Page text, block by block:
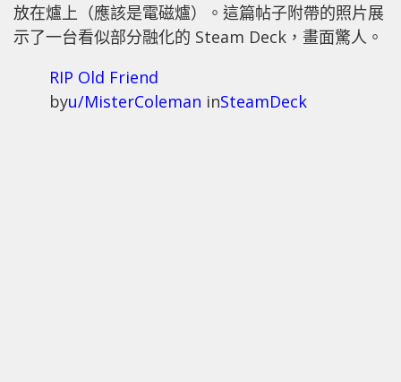
放在爐上（應該是電磁爐）。這篇帖子附帶的照片展
示了一台看似部分融化的 Steam Deck，畫面驚人。
RIP Old Friend
byu/MisterColeman inSteamDeck